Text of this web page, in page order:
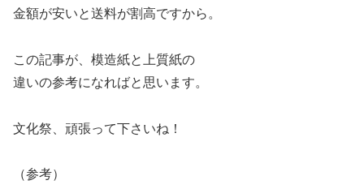
金額が安いと送料が割高ですから。
この記事が、模造紙と上質紙の
違いの参考になればと思います。
文化祭、頑張って下さいね！
（参考）